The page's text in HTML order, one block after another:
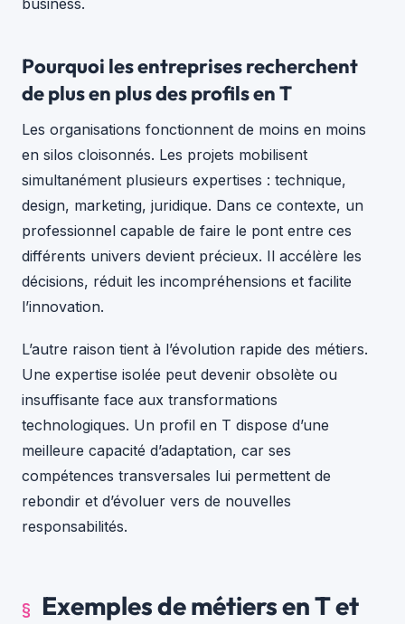
Pourquoi les entreprises recherchent
de plus en plus des profils en T
Les organisations fonctionnent de moins en moins
en silos cloisonnés. Les projets mobilisent
simultanément plusieurs expertises : technique,
design, marketing, juridique. Dans ce contexte, un
professionnel capable de faire le pont entre ces
différents univers devient précieux. Il accélère les
décisions, réduit les incompréhensions et facilite
l’innovation.
L’autre raison tient à l’évolution rapide des métiers.
Une expertise isolée peut devenir obsolète ou
insuffisante face aux transformations
technologiques. Un profil en T dispose d’une
meilleure capacité d’adaptation, car ses
compétences transversales lui permettent de
rebondir et d’évoluer vers de nouvelles
responsabilités.
Exemples de métiers en T et